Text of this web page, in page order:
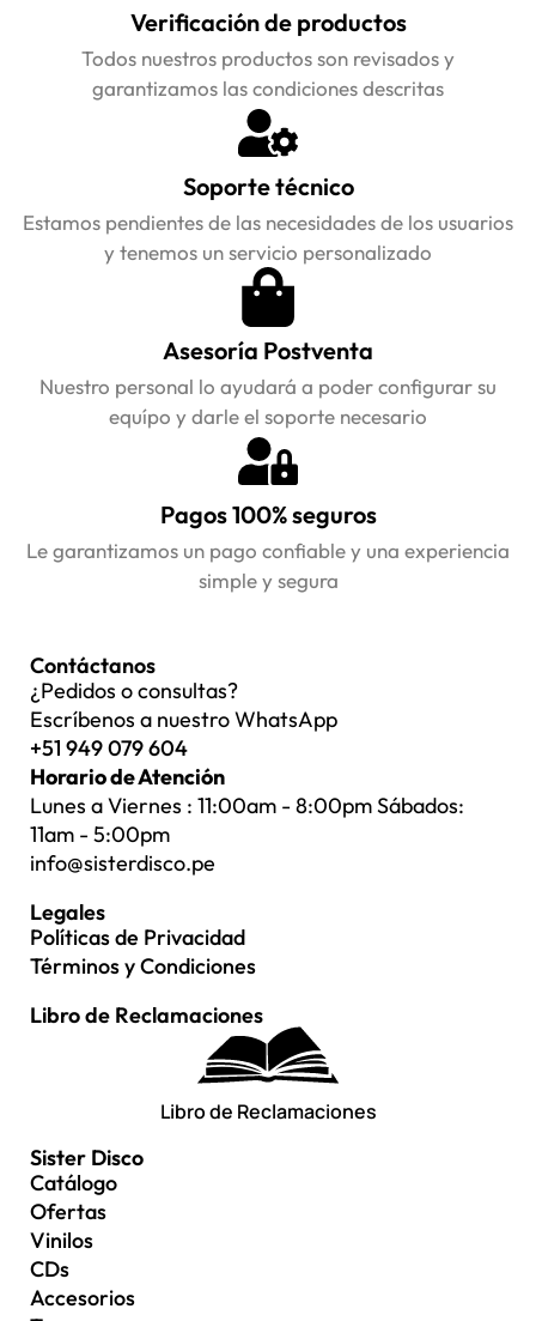
Verificación de productos
Todos nuestros productos son revisados y
garantizamos las condiciones descritas
Soporte técnico
Estamos pendientes de las necesidades de los usuarios
y tenemos un servicio personalizado
Asesoría Postventa
Nuestro personal lo ayudará a poder configurar su
equípo y darle el soporte necesario
Pagos 100% seguros
Le garantizamos un pago confiable y una experiencia
simple y segura
Contáctanos
¿Pedidos o consultas?
Escríbenos a nuestro WhatsApp
+51 949 079 604
Horario de Atención
Lunes a Viernes : 11:00am - 8:00pm Sábados:
11am - 5:00pm
info@sisterdisco.pe
Legales
Políticas de Privacidad
Términos y Condiciones
Libro de Reclamaciones
Libro de Reclamaciones
Sister Disco
Catálogo
Ofertas
Vinilos
CDs
Accesorios